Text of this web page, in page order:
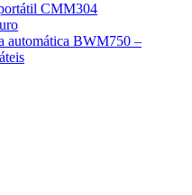
CMM304
automática BWM750 –